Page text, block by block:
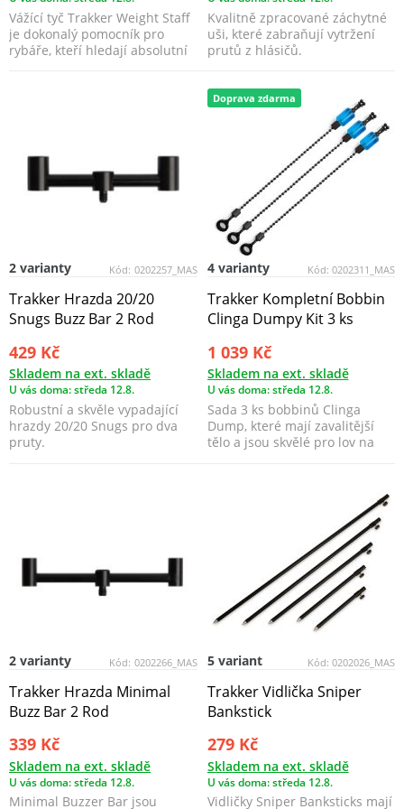
Vážící tyč Trakker Weight Staff
je dokonalý pomocník pro
rybáře, kteří hledají absolutní
Kvalitně zpracované záchytné
uši, které zabraňují vytržení
prutů z hlásičů.
Kód: 0202257_MAS
2 varianty
Trakker Hrazda 20/20
Snugs Buzz Bar 2 Rod
429 Kč
Skladem na ext. skladě
U vás doma: středa 12.8.
Robustní a skvěle vypadající
hrazdy 20/20 Snugs pro dva
pruty.
Doprava zdarma
Kód: 0202311_MAS
4 varianty
Trakker Kompletní Bobbin
Clinga Dumpy Kit 3 ks
1 039 Kč
Skladem na ext. skladě
U vás doma: středa 12.8.
Sada 3 ks bobbinů Clinga
Dump, které mají zavalitější
tělo a jsou skvělé pro lov na
Kód: 0202266_MAS
2 varianty
Trakker Hrazda Minimal
Buzz Bar 2 Rod
339 Kč
Skladem na ext. skladě
U vás doma: středa 12.8.
Minimal Buzzer Bar jsou
Kód: 0202026_MAS
5 variant
Trakker Vidlička Sniper
Bankstick
279 Kč
Skladem na ext. skladě
U vás doma: středa 12.8.
Vidličky Sniper Banksticks mají